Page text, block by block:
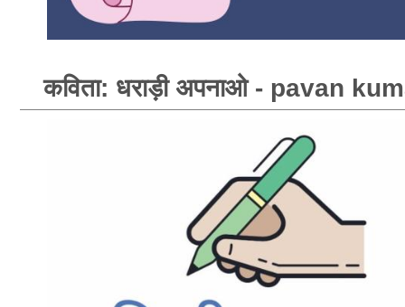
कविता: धराड़ी अपनाओ - pavan